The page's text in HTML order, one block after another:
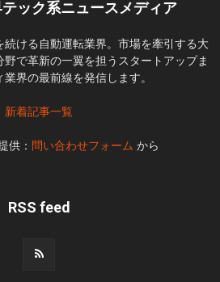
ック系ニュースメディア
ける自動運転業界。市場を牽引する大
で革新の一翼を担うスタートアップま
界の最前線を発信します。
新着記事一覧
供： 問い合わせフォーム から
RSS feed